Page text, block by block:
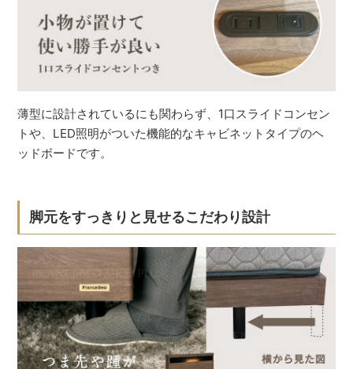
薄型に設計されているにも関わらず、1口スライドコンセン
トや、LED照明がついた機能的なキャビネットタイプのヘ
ッドボードです。
脚元をすっきりと見せるこだわり設計